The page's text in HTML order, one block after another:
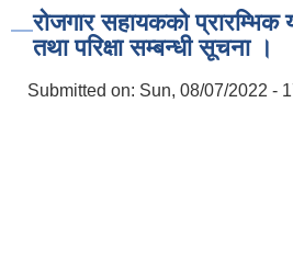
रोजगार सहायकको प्रारम्भिक
तथा परिक्षा सम्बन्धी सूचना ।
Submitted on: Sun, 08/07/2022 -